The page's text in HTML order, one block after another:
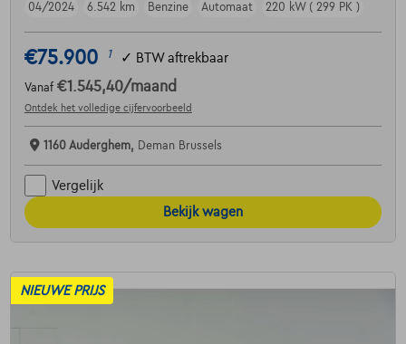
04/2024
6.542 km Benzine Automaat 220 kW ( 299 PK )
€75.900 1 ✓ BTW aftrekbaar
Vanaf €1.545,40/maand
Ontdek het volledige cijfervoorbeeld
1160 Auderghem, Deman Brussels
Vergelijk
Bekijk wagen
NIEUWE PRIJS